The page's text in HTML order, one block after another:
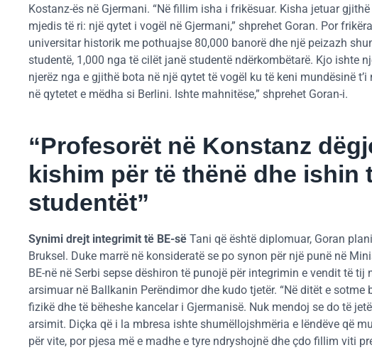
Kostanz-ës në Gjermani. “Në fillim isha i frikësuar. Kisha jetuar
mjedis të ri: një qytet i vogël në Gjermani,” shprehet Goran. Por
universitar historik me pothuajse 80,000 banorë dhe një peizazh
studentë, 1,000 nga të cilët janë studentë ndërkombëtarë. Kjo ishte
njerëz nga e gjithë bota në një qytet të vogël ku të keni mundësinë
në qytetet e mëdha si Berlini. Ishte mahnitëse,” shprehet Goran-i.
“Profesorët në Konstanz
kishim për të thënë dhe ishin
studentët”
Synimi drejt integrimit të BE-së Tani që është diplomuar, Goran
Bruksel. Duke marrë në konsideratë se po synon për një punë në
BE-në në Serbi sepse dëshiron të punojë për integrimin e vendit të
arsimuar në Ballkanin Perëndimor dhe kudo tjetër. “Në ditët e
fizikë dhe të bëheshe kancelar i Gjermanisë. Nuk mendoj se do të
arsimit. Diçka që i la mbresa ishte shumëllojshmëria e lëndëve që
për vite, por pjesa më e madhe e tyre ndryshojnë dhe çdo fillim viti